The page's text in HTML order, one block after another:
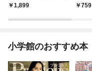
司屋の後藤
1,899 759
小学館のおすすめ本